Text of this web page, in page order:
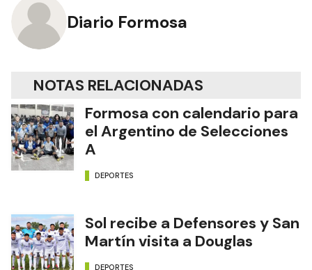
Diario Formosa
NOTAS RELACIONADAS
Formosa con calendario para
el Argentino de Selecciones
A
DEPORTES
Sol recibe a Defensores y San
Martín visita a Douglas
DEPORTES